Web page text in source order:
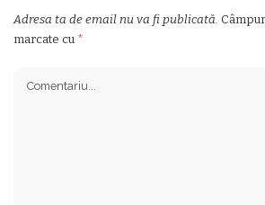
Adresa ta de email nu va fi publicată.
marcate cu *